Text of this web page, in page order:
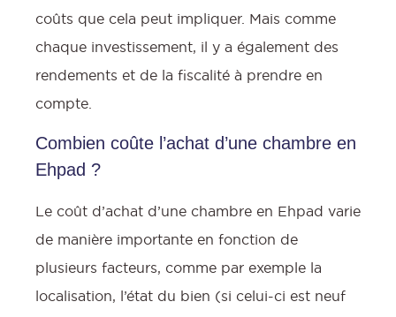
coûts que cela peut impliquer. Mais comme
chaque investissement, il y a également des
rendements et de la fiscalité à prendre en
compte.
Combien coûte l’achat d’une chambre en
Ehpad ?
Le coût d’achat d’une chambre en Ehpad varie
de manière importante en fonction de
plusieurs facteurs, comme par exemple la
localisation, l’état du bien (si celui-ci est neuf